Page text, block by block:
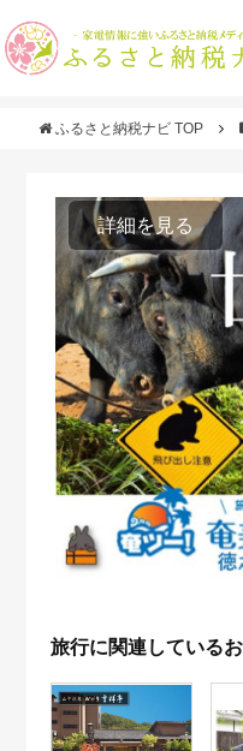
ふるさと納税ナビ TOP
詳細を見る
旅行に関連している